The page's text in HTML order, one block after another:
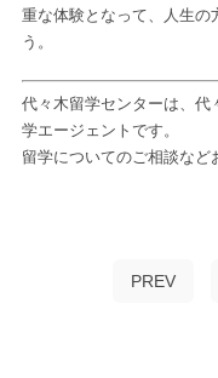
重な体験となって、人生の
う。
代々木留学センターは、代
学エージェントです。
留学についてのご相談な
PREV